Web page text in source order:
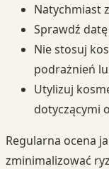
Natychmiast
Sprawdź
Nie stosuj
podrażnień
Utylizuj
dotyczącymi
Regularna ocena
zminimalizować